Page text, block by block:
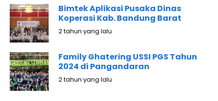
Bimtek Aplikasi Pusaka Dinas
Koperasi Kab. Bandung Barat
2 tahun yang lalu
Family Ghatering USSI PGS Tahun
2024 di Pangandaran
2 tahun yang lalu